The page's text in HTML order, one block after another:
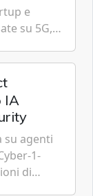
e
su 5G,
IA
su agenti
1-
di